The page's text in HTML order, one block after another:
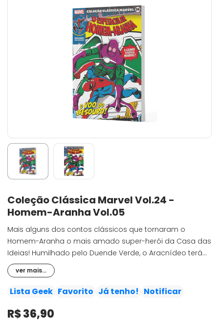
Coleção Clássica Marvel Vol.24 -
Homem-Aranha Vol.05
Mais alguns dos contos clássicos que tornaram o
Homem-Aranha o mais amado super-herói da Casa das
Ideias! Humilhado pelo Duende Verde, o Aracnídeo terá
que lidar com a derrota... e com o Tocha Humana. Tem
início aqui uma das amizades mais duradouras dos
quadrinhos! E ainda: a primeira aparição do insano
novo camarada Johnny Storm) contra o Besouro.
ver mais...
Lista Geek Favorito Já tenho! Notificar
R$ 36,90